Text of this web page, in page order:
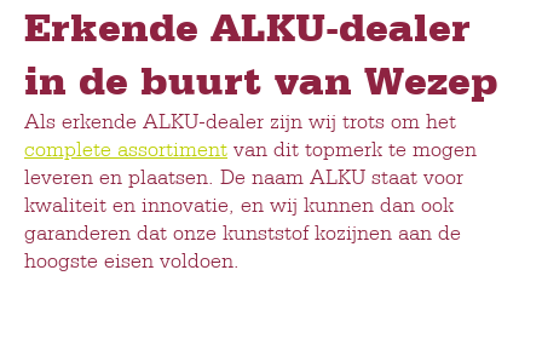
Erkende ALKU-dealer
in de buurt van Wezep
Als erkende ALKU-dealer zijn wij trots om het
complete assortiment van dit topmerk te mogen
leveren en plaatsen. De naam ALKU staat voor
kwaliteit en innovatie, en wij kunnen dan ook
garanderen dat onze kunststof kozijnen aan de
hoogste eisen voldoen.